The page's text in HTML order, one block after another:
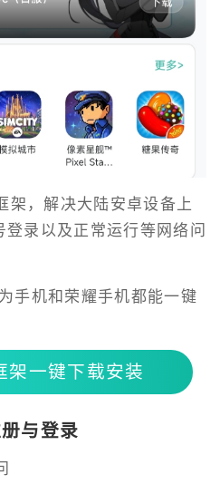
架，解决大陆安卓设备上
录以及正常运行等网络问
手机和荣耀手机都能一键
一键下载安装
与登录